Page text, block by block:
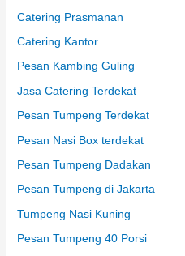
Catering Prasmanan
Catering Kantor
Pesan Kambing Guling
Jasa Catering Terdekat
Pesan Tumpeng Terdekat
Pesan Nasi Box terdekat
Pesan Tumpeng Dadakan
Pesan Tumpeng di Jakarta
Tumpeng Nasi Kuning
Pesan Tumpeng 40 Porsi